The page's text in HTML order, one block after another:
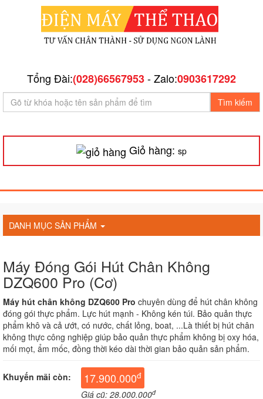
Tổng Đài:(028)66567953- Zalo:0903617292
Tìm kiếm
Giỏ hàng: sp
DANH MỤC SẢN PHẨM
Máy Đóng Gói Hút Chân Không
DZQ600 Pro (Cơ)
Máy hút chân không DZQ600 Pro chuyên dùng để hút chân không
đóng gói thực phẩm. Lực hút mạnh - Không kén túi. Bảo quản thực
phẩm khô và cả ướt, có nước, chất lỏng, boat, ...Là thiết bị hút chân
không thực công nghiệp giúp bảo quản thực phẩm không bị oxy hóa,
mối mọt, ẩm mốc, đồng thời kéo dài thời gian bảo quản sản phẩm.
Khuyến mãi còn: 17.900.000đ
Giá cũ: 28.000.000đ